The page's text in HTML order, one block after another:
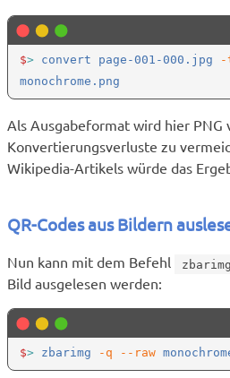
$> convert page-001-000.jpg -
Als Ausgabeformat wird hier
Konvertierungsverluste zu
Wikipedia-Artikels würde das
QR-Codes aus Bildern
Nun kann mit dem Befehl zbarimg
Bild ausgelesen werden:
$> zbarimg -q --raw